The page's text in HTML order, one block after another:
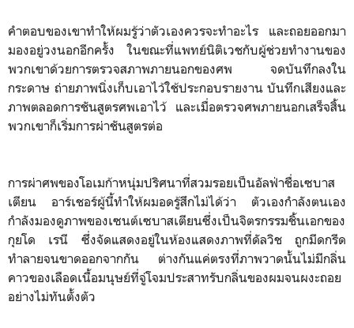
คำตอบของเขาทำให้ผมรู้ว่าตัวเองควรจะทำอะไร และถอยออกมา
มองอยู่วงนอกอีกครั้ง ในขณะที่แพทย์นิติเวชกับผู้ช่วยทำงานของ
พวกเขาด้วยการตรวจสภาพภายนอกของศพ จดบันทึกลงใน
กระดาษ ถ่ายภาพนิ่งเก็บเอาไว้ใช้ประกอบรายงาน บันทึกเสียงและ
ภาพตลอดการชันสูตรศพเอาไว้ และเมื่อตรวจศพภายนอกเสร็จสิ้น
พวกเขาก็เริ่มการผ่าชันสูตรต่อ
การผ่าศพของโอเมก้าหนุ่มปริศนาที่สวมรอยเป็นอัลฟ่าชื่อเซบาส
เตียน อาร์เชอร์ผู้นี้ทำให้ผมอดรู้สึกไม่ได้ว่า ตัวเองกำลังตนเอง
กำลังมองดูภาพของเซนต์เซบาสเตียนซึ่งเป็นจิตรกรรมชิ้นเอกของ
กุยโด เรนี ซึ่งจัดแสดงอยู่ในห้องแสดงภาพที่ดัลวิช ถูกมีดกรีด
ทำลายจนขาดออกจากกัน ต่างกันแค่ตรงที่ภาพวาดนั้นไม่มีกลิ่น
คาวของเลือดเนื้อมนุษย์ที่จู่โจมประสาทรับกลิ่นของผมจนผงะถอย
อย่างไม่ทันตั้งตัว